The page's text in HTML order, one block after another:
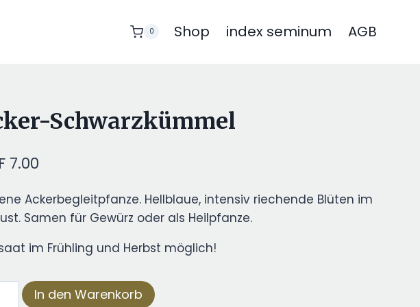
0 Shop index seminum AGB
Schwarzkümmel
7.00
Ackerbegleitpfanze. Hellblaue, intensiv riechende Blüten im
Samen für Gewürz oder als Heilpfanze.
im Frühling und Herbst möglich!
In den Warenkorb